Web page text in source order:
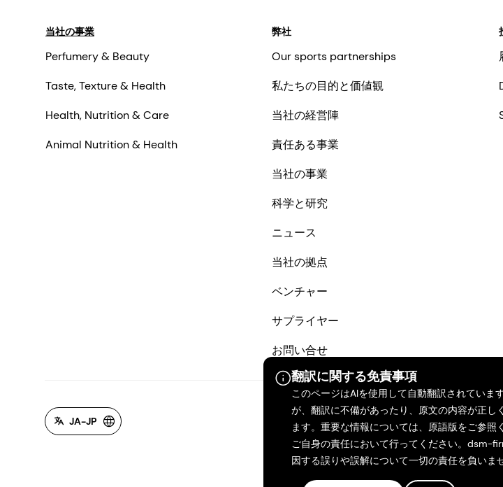
翻訳に関する免責事項
このページはAIを使用して自動翻訳されていま
が、翻訳に不備があったり、原文の内容が正し
ます。重要な情報については、原語版をご参照
ご自身の責任において行ってください。dsm-
因する誤りや誤解について一切の責任を負いま
当社の事業
Perfumery & Beauty
Taste, Texture & Health
Health, Nutrition & Care
Animal Nutrition & Health
弊社
Our sports partnerships
私たちの目的と価値観
当社の経営陣
責任ある事業
当社の事業
科学と研究
ニュース
当社の拠点
ベンチャー
サプライヤー
お問い合せ
JA-JP